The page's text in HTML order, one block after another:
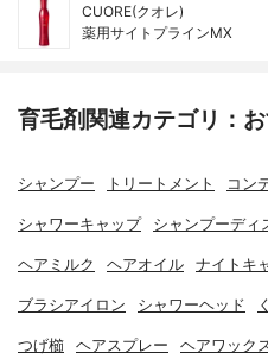
CUORE(クオレ)
薬用サイトプラインMX
育毛剤関連カテゴリ：
シャンプー トリートメント コン
シャワーキャップ シャンプーディ
ヘアミルク ヘアオイル ナイトキ
ブラシアイロン シャワーヘッド
つげ櫛 ヘアスプレー ヘアワック